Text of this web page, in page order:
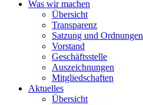
Was wir machen
Übersicht
Transparenz
Satzung und Ordnungen
Vorstand
Geschäftsstelle
Auszeichnungen
Mitgliedschaften
Aktuelles
Übersicht